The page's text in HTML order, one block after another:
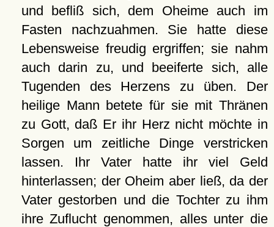
und befliß sich, dem Oheime auch im
Fasten nachzuahmen. Sie hatte diese
Lebensweise freudig ergriffen; sie nahm
auch darin zu, und beeiferte sich, alle
Tugenden des Herzens zu üben. Der
heilige Mann betete für sie mit Thränen
zu Gott, daß Er ihr Herz nicht möchte in
Sorgen um zeitliche Dinge verstricken
lassen. Ihr Vater hatte ihr viel Geld
hinterlassen; der Oheim aber ließ, da der
Vater gestorben und die Tochter zu ihm
ihre Zuflucht genommen, alles unter die